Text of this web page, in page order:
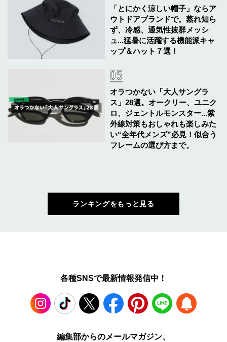
「とにかく涼しい帽子」ならア
ウトドアブランドで。蒸れ知ら
ず、冷感、通気性抜群メッシ
ュ...猛暑に活躍する機能派キャ
ップ＆ハット７選！
オラつかない「大人サングラ
ス」28選。オークリー、ユニク
ロ、ジェントルモンスター...紫
外線対策もおしゃれも楽しみた
い“全年代メンズ”必見！似合う
フレームの選び方まで。
ランキングをもっと見る
各種SNSで最新情報発信中！
TikTok X Facebook Pinterest LINE
編集部からのメールマガジン、